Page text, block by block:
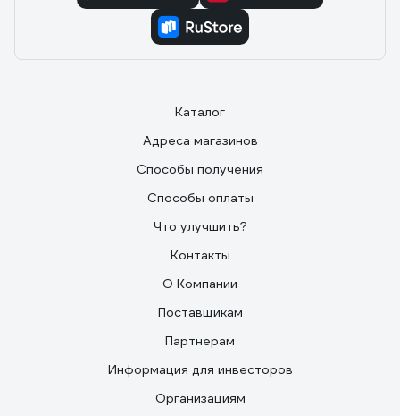
Каталог
Адреса магазинов
Способы получения
Способы оплаты
Что улучшить?
Контакты
О Компании
Поставщикам
Партнерам
Информация для инвесторов
Организациям